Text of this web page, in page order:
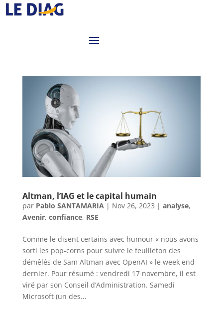
Altman, l’IAG et le capital humain
par Pablo SANTAMARIA | Nov 26, 2023 | analyse,
Avenir, confiance, RSE
Comme le disent certains avec humour « nous avons
sorti les pop-corns pour suivre le feuilleton des
démêlés de Sam Altman avec OpenAI » le week end
dernier. Pour résumé : vendredi 17 novembre, il est
viré par son Conseil d’Administration. Samedi
Microsoft (un des...